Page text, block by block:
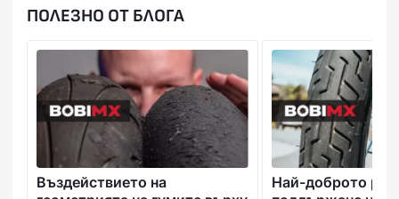
ПОЛЕЗНО ОТ БЛОГА
Въздействието на
Най-доброто